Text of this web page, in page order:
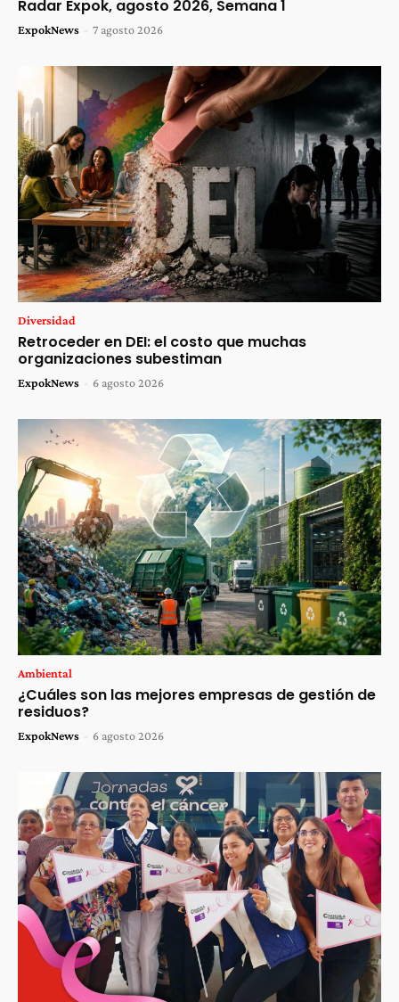
Radar Expok, agosto 2026, Semana 1
ExpokNews - 7 agosto 2026
Diversidad
Retroceder en DEI: el costo que muchas
organizaciones subestiman
ExpokNews - 6 agosto 2026
Ambiental
¿Cuáles son las mejores empresas de gestión de
residuos?
ExpokNews - 6 agosto 2026